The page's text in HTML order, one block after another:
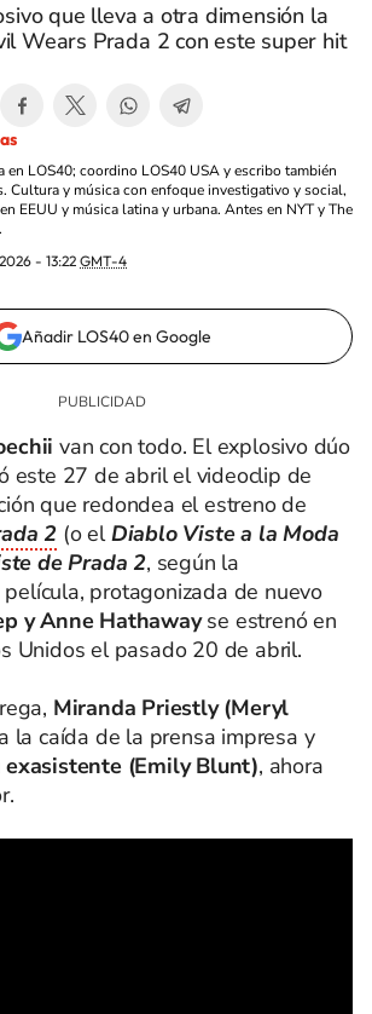
que lleva a otra dimensión la
Wears Prada 2 con este super hit
en LOS40; coordino LOS40 USA y escribo también
Cultura y música con enfoque investigativo y social,
EEUU y música latina y urbana. Antes en NYT y The
- 13:22 GMT-4
Añadir LOS40 en Google
van con todo. El explosivo dúo
este 27 de abril el videoclip de
que redondea el estreno de
2 (o elDiablo Viste a la Moda
de Prada 2, según la
película, protagonizada de nuevo
y Anne Hathawayse estrenó en
Unidos el pasado 20 de abril.
Miranda Priestly (Meryl
la caída de la prensa impresa y
(Emily Blunt), ahora